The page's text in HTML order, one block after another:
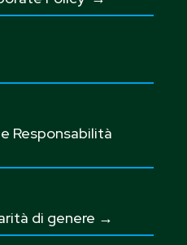
Responsabilità
di genere →